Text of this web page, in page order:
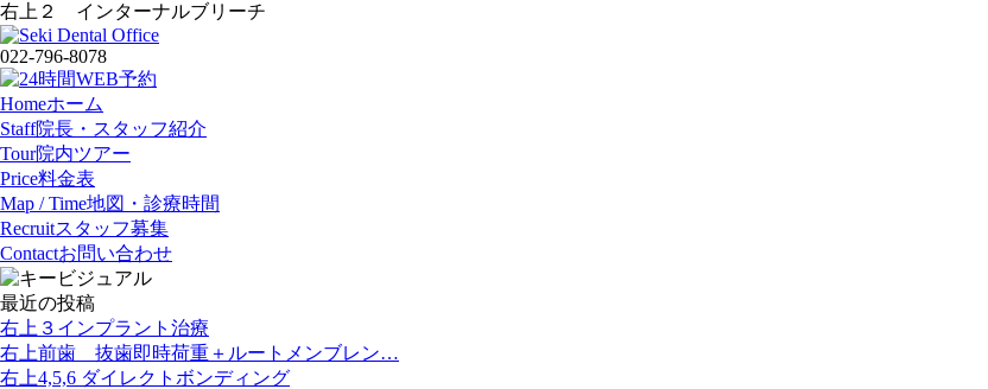
右上２ インターナルブリーチ
022-796-8078
Homeホーム
Staff院長・スタッフ紹介
Tour院内ツアー
Price料金表
Map / Time地図・診療時間
Recruitスタッフ募集
Contactお問い合わせ
最近の投稿
右上３インプラント治療
右上前歯 抜歯即時荷重＋ルートメンブレン…
右上4,5,6 ダイレクトボンディング